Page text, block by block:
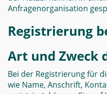
Anfragenorganisation
Registrierung
Art und Zweck
Bei der Registrierung für
wie Name, Anschrift,